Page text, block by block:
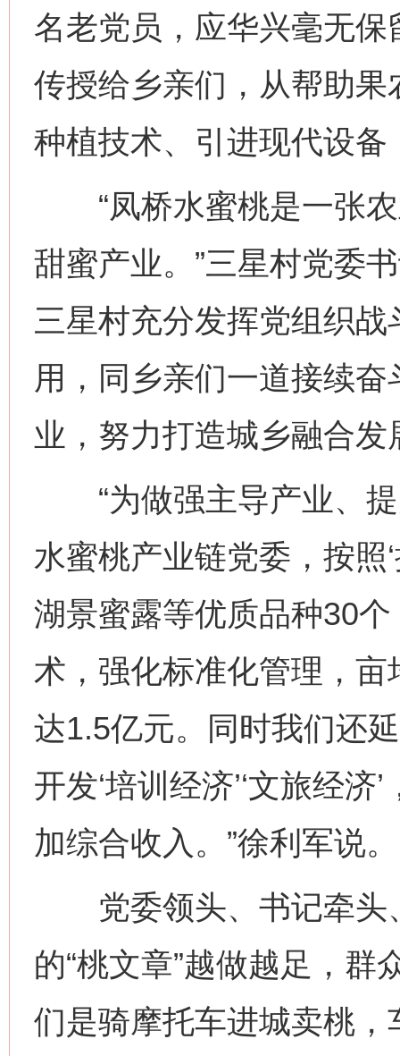
名老党员，应华兴毫无
传授给乡亲们，从帮助
种植技术、引进现代设
“凤桥水蜜桃是一张农
甜蜜产业。”三星村党委
三星村充分发挥党组织
用，同乡亲们一道接续
业，努力打造城乡融合
“为做强主导产业、提
水蜜桃产业链党委，按照
湖景蜜露等优质品种30
术，强化标准化管理，
达1.5亿元。同时我们还
开发‘培训经济’‘文旅经
加综合收入。”徐利军说。
党委领头、书记牵头
的“桃文章”越做越足，群
们是骑摩托车进城卖桃